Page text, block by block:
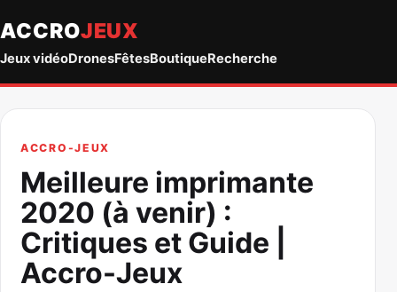
ACCROJEUX
Jeux vidéoDronesFêtesBoutiqueRecherche
ACCRO-JEUX
Meilleure imprimante
2020 (à venir) :
Critiques et Guide |
Accro-Jeux